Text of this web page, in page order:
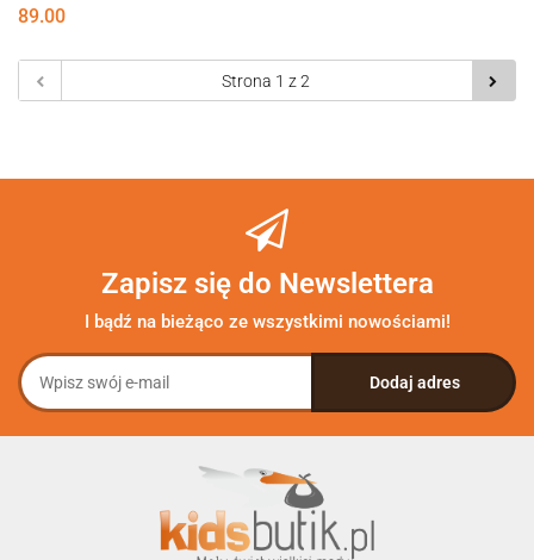
89.00
Zapisz się do Newslettera
I bądź na bieżąco ze wszystkimi nowościami!